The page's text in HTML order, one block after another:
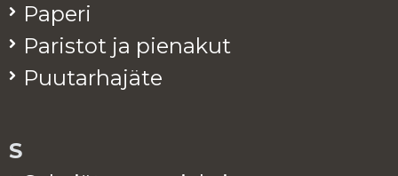
Pa­pe­ri
Pa­ris­tot ja pie­na­kut
Puu­tar­ha­jä­te
S